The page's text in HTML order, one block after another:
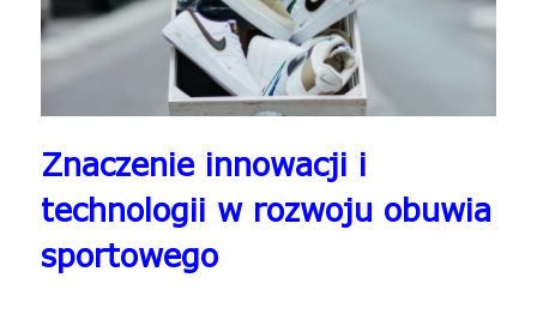
Znaczenie innowacji i
technologii w rozwoju obuwia
sportowego